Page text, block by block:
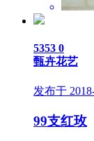
5353 0
甄卉花艺
发布于
99支红玫